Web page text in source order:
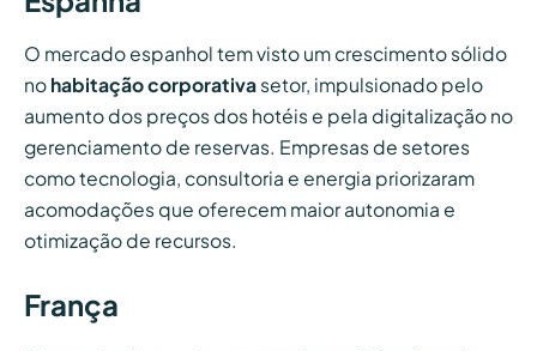
O mercado espanhol tem visto um crescimento sólido
no habitação corporativasetor, impulsionado pelo
aumento dos preços dos hotéis e pela digitalização no
gerenciamento de reservas. Empresas de setores
como tecnologia, consultoria e energia priorizaram
acomodações que oferecem maior autonomia e
otimização de recursos.
França